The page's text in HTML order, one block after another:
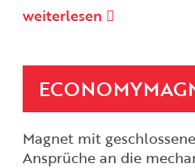
weiterlesen
Magnet mit
Ansprüche an die